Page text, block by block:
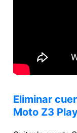
Eliminar
Moto Z3